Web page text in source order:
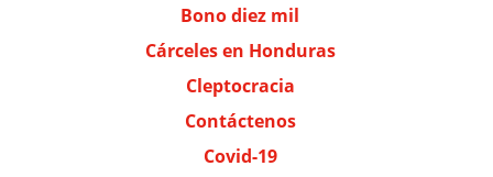
Bono diez mil
Cárceles en Honduras
Cleptocracia
Contáctenos
Covid-19